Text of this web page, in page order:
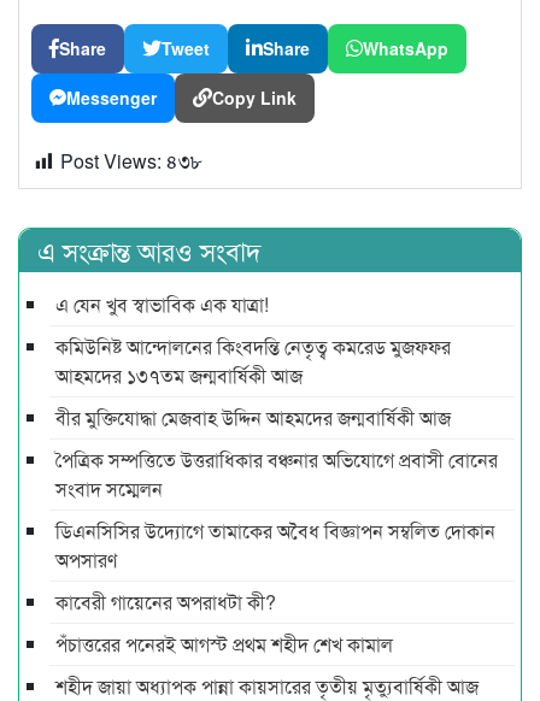
Share Tweet Share WhatsApp
Messenger Copy Link
Post Views: ৪৩৮
এ সংক্রান্ত আরও সংবাদ
এ যেন খুব স্বাভাবিক এক যাত্রা!
কমিউনিষ্ট আন্দোলনের কিংবদন্তি নেতৃত্ব কমরেড মুজফ্ফর
আহমদের ১৩৭তম জন্মবার্ষিকী আজ
বীর মুক্তিযোদ্ধা মেজবাহ উদ্দিন আহমদের জন্মবার্ষিকী আজ
পৈত্রিক সম্পত্তিতে উত্তরাধিকার বঞ্চনার অভিযোগে প্রবাসী বোনের
সংবাদ সম্মেলন
ডিএনসিসির উদ্যোগে তামাকের অবৈধ বিজ্ঞাপন সম্বলিত দোকান
অপসারণ
কাবেরী গায়েনের অপরাধটা কী?
পঁচাত্তরের পনেরই আগস্ট প্রথম শহীদ শেখ কামাল
শহীদ জায়া অধ্যাপক পান্না কায়সারের তৃতীয় মৃত্যুবার্ষিকী আজ